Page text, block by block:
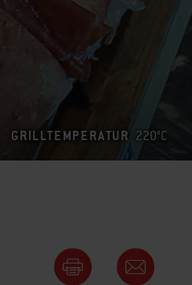
GRILLTEMPERATUR 220°C